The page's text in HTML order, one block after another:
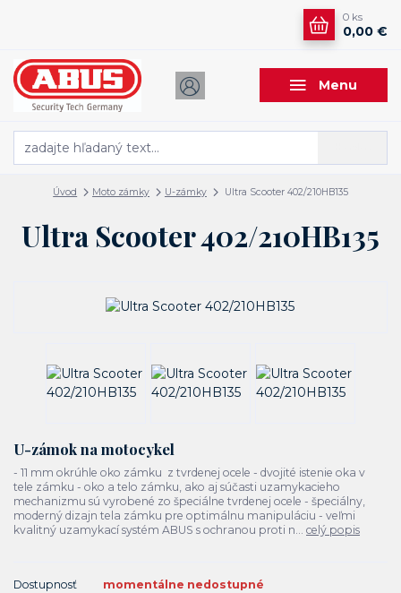
Menu
0 ks
0,00 €
Úvod Moto zámky U-zámky Ultra Scooter 402/210HB135
Ultra Scooter 402/210HB135
U-zámok na motocykel
- 11 mm okrúhle oko zámku z tvrdenej ocele - dvojité istenie oka v
tele zámku - oko a telo zámku, ako aj súčasti uzamykacieho
mechanizmu sú vyrobené zo špeciálne tvrdenej ocele - špeciálny,
moderný dizajn tela zámku pre optimálnu manipuláciu - veľmi
kvalitný uzamykací systém ABUS s ochranou proti n... celý popis
Dostupnosť
momentálne nedostupné